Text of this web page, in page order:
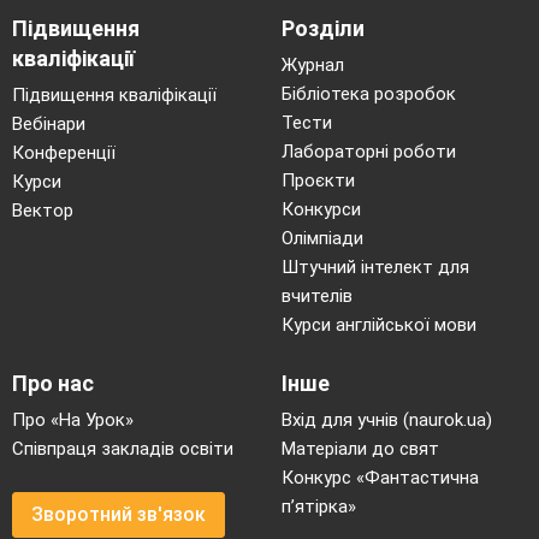
Найдорожче в світі слово, так звучить у
рідній мові.
Мати, матінко, матусю, мамо, мамочко,
мамусю,
Дуже люблю тебе я, мила ненечка моя.
11 дитина
Наша мама стіл накрила, напекла і наварила
стільки страв смачних, що не з’їсти їх усіх.
Залишилось і на ранок, із вечері на
Ми сказали коротко: наша мама золотко
Пісня « Мама»
12 дитинаЯ люблю тебе, матусю, ніжна,
дорогенька
Підвищення
кваліфікації
Підвищення кваліфікації
Вебінари
Конференції
Курси
Вектор
Розділи
Журнал
Бібліотека розробок
Тести
Лабораторні роботи
Проєкти
Конкурси
Олімпіади
Штучний інтелект для
вчителів
Курси англійської мови
Про нас
Про «На Урок»
Співпраця закладів освіти
Зворотний зв'язок
Інше
Вхід для учнів (naurok.ua)
Матеріали до свят
Конкурс «Фантастична
п’ятірка»